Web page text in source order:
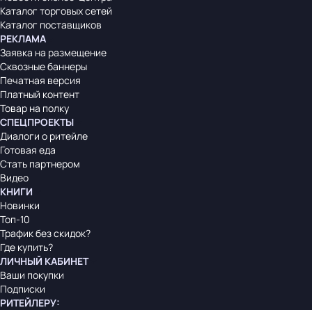
Каталог торговых сетей
Каталог поставщиков
РЕКЛАМА
Заявка на размещение
Сквозные баннеры
Печатная версия
Платный контент
Товар на полку
СПЕЦПРОЕКТЫ
Диалоги о ритейле
Готовая еда
Стать партнером
Видео
КНИГИ
Новинки
Топ-10
Трафик без скидок?
Где купить?
ЛИЧНЫЙ КАБИНЕТ
Ваши покупки
Подписки
РИТЕЙЛЕРУ: